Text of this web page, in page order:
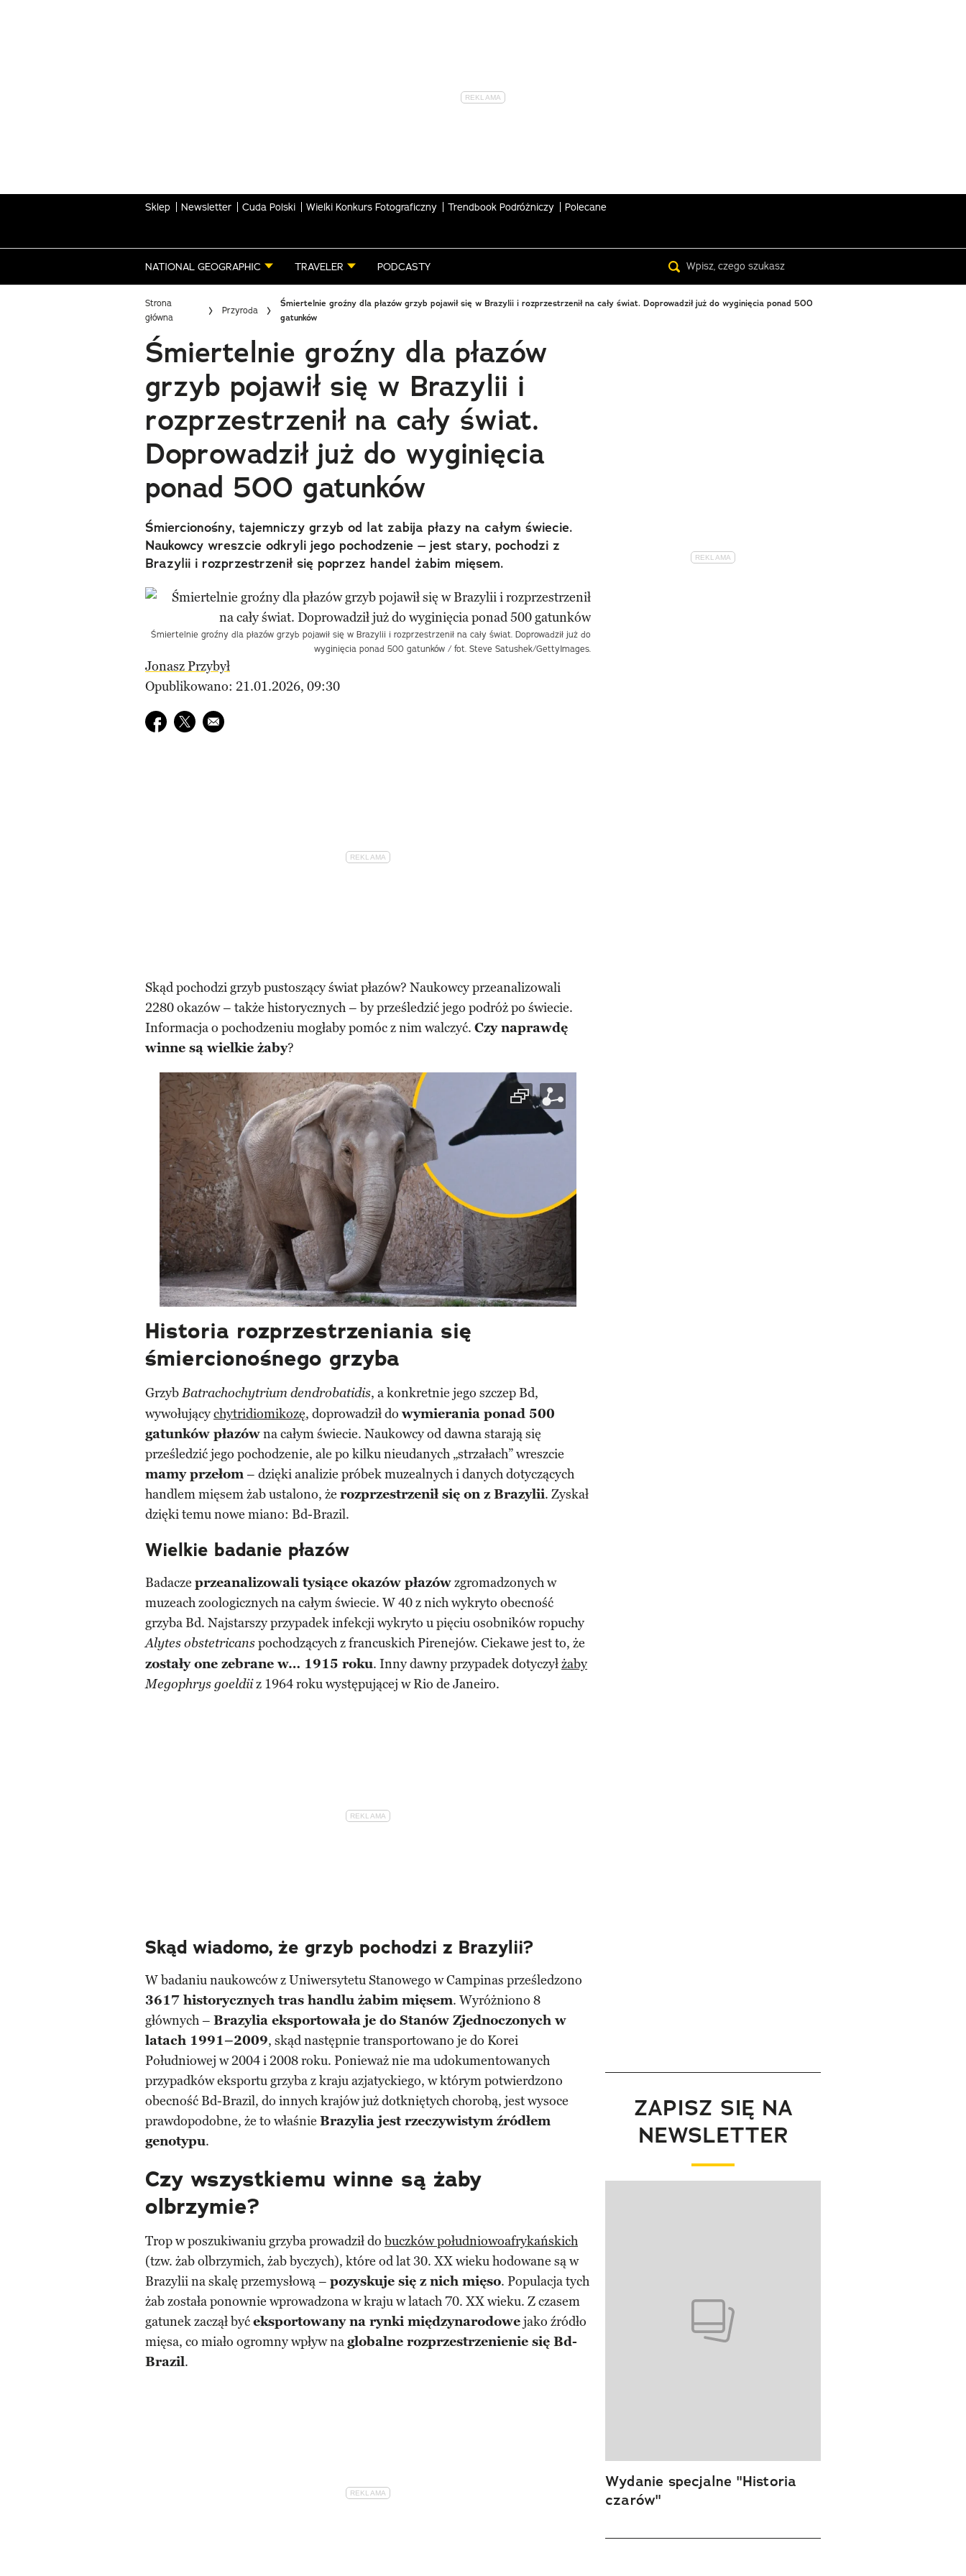
Sklep Newsletter Cuda Polski Wielki Konkurs Fotograficzny Trendbook Podróżniczy Polecane
NATIONAL GEOGRAPHIC TRAVELER PODCASTY
Strona
główna
Przyroda
Śmiertelnie groźny dla płazów grzyb pojawił się w Brazylii i rozprzestrzenił na cały świat. Doprowadził już do wyginięcia ponad 500
gatunków
Śmiertelnie groźny dla płazów
grzyb pojawił się w Brazylii i
rozprzestrzenił na cały świat.
Doprowadził już do wyginięcia
ponad 500 gatunków
Śmiercionośny, tajemniczy grzyb od lat zabija płazy na całym świecie.
Naukowcy wreszcie odkryli jego pochodzenie – jest stary, pochodzi z
Brazylii i rozprzestrzenił się poprzez handel żabim mięsem.
Śmiertelnie groźny dla płazów grzyb pojawił się w Brazylii i rozprzestrzenił na cały świat. Doprowadził już do
wyginięcia ponad 500 gatunków / fot. Steve Satushek/GettyImages.
Jonasz Przybył
Opublikowano: 21.01.2026, 09:30
Udostępnij na facebook
Udostępnij na twitter
E-mail do przyjaciela
Skąd pochodzi grzyb pustoszący świat płazów? Naukowcy przeanalizowali
2280 okazów – także historycznych – by prześledzić jego podróż po świecie.
Informacja o pochodzeniu mogłaby pomóc z nim walczyć. Czy naprawdę
winne są wielkie żaby?
Historia rozprzestrzeniania się
śmiercionośnego grzyba
GrzybBatrachochytrium dendrobatidis, a konkretnie jego szczep Bd,
wywołującychytridiomikozę, doprowadził do wymierania ponad 500
gatunków płazówna całym świecie. Naukowcy od dawna starają się
prześledzić jego pochodzenie, ale po kilku nieudanych „strzałach” wreszcie
mamy przełom– dzięki analizie próbek muzealnych i danych dotyczących
handlem mięsem żab ustalono, że rozprzestrzenił się on z Brazylii. Zyskał
dzięki temu nowe miano: Bd-Brazil.
Wielkie badanie płazów
Badacze przeanalizowali tysiące okazów płazówzgromadzonych w
muzeach zoologicznych na całym świecie. W 40 z nich wykryto obecność
grzyba Bd. Najstarszy przypadek infekcji wykryto u pięciu osobników ropuchy
Alytes obstetricanspochodzących z francuskich Pirenejów. Ciekawe jest to, że
zostały one zebrane w… 1915 roku. Inny dawny przypadek dotyczyłżaby
Megophrys goeldiiz 1964 roku występującej w Rio de Janeiro.
Skąd wiadomo, że grzyb pochodzi z Brazylii?
W badaniu naukowców z Uniwersytetu Stanowego w Campinas prześledzono
3617 historycznych tras handlu żabim mięsem. Wyróżniono 8
głównych – Brazylia eksportowała je do Stanów Zjednoczonych w
latach 1991–2009, skąd następnie transportowano je do Korei
Południowej w 2004 i 2008 roku. Ponieważ nie ma udokumentowanych
przypadków eksportu grzyba z kraju azjatyckiego, w którym potwierdzono
obecność Bd-Brazil, do innych krajów już dotkniętych chorobą, jest wysoce
prawdopodobne, że to właśnie Brazylia jest rzeczywistym źródłem
genotypu.
Czy wszystkiemu winne są żaby
olbrzymie?
Trop w poszukiwaniu grzyba prowadził do buczków południowoafrykańskich
(tzw. żab olbrzymich, żab byczych), które od lat 30. XX wieku hodowane są w
Brazylii na skalę przemysłową – pozyskuje się z nich mięso. Populacja tych
żab została ponownie wprowadzona w kraju w latach 70. XX wieku. Z czasem
gatunek zaczął byćeksportowany na rynki międzynarodowejako źródło
mięsa, co miało ogromny wpływ naglobalne rozprzestrzenienie się Bd-
Brazil.
ZAPISZ SIĘ NA
NEWSLETTER
Wydanie specjalne "Historia
czarów"